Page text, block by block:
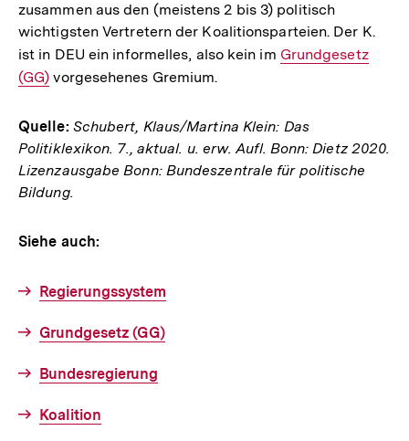
zusammen aus den (meistens 2 bis 3) politisch
wichtigsten Vertretern der Koalitionsparteien. Der K.
ist in DEU ein informelles, also kein im Interner
Grundgesetz
(GG) vorgesehenes Gremium.
Quelle: Schubert, Klaus/Martina Klein: Das
Politiklexikon. 7., aktual. u. erw. Aufl. Bonn: Dietz 2020.
Lizenzausgabe Bonn: Bundeszentrale für politische
Bildung.
Siehe auch:
Regierungssystem
Grundgesetz (GG)
Bundesregierung
Koalition